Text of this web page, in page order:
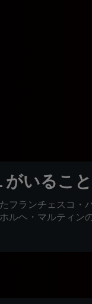
がいるこ
フランチェスコ・
ルヘ・マルティン